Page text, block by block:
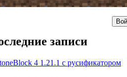
записи
4 1.21.1 с русификатором